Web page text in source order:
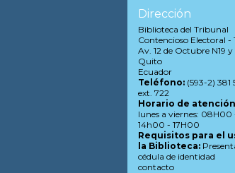
Dirección
Biblioteca del Tribunal
Contencioso Electoral -
Av. 12 de Octubre N19
Quito
Ecuador
Teléfono:(593-2) 381
ext. 722
Horario de
lunes a viernes: 08H00
14h00 - 17H00
Requisitos para el
la Biblioteca:
cédula de identidad
contacto